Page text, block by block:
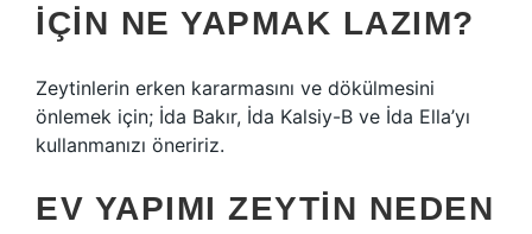
IÇIN NE YAPMAK LAZIM?
Zeytinlerin erken kararmasını ve dökülmesini
önlemek için; İda Bakır, İda Kalsiy-B ve İda Ella’yı
kullanmanızı öneririz.
EV YAPIMI ZEYTIN NEDEN